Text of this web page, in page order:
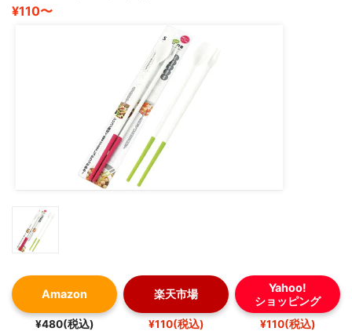
¥110〜
Amazon
¥480(税込)
楽天市場
¥110(税込)
Yahoo!
ショッピング
¥110(税込)